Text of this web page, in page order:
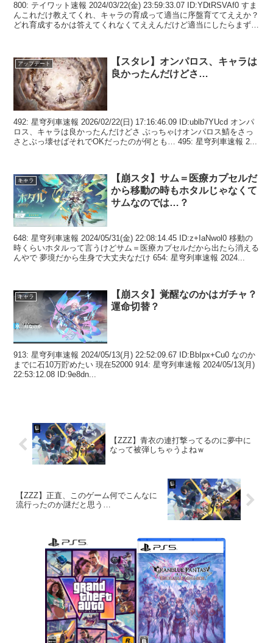
800: テイワット速報 2024/03/22(金) 23:59:33.07 ID:YDtRSVAf0 すま
んこれだけ教えてくれ、キャラの育成って適当に序盤育ててええか？
どれ育成するかは答えてくれなくてええんだけど適当にしたらまずい
アップデート
【スタレ】オンパロス、キャラは
良かったんだけどさ…
492: 星穹列車速報 2026/02/22(日) 17:16:46.09 ID:ublb7YUcd オンパ
ロス、キャラは良かったんだけどさ ぶっちゃけオンパロス鯖をさっ
さとぶっ壊せばそれでOKだったのが何とも… 495: 星穹列車速報 2...
キャラ
【崩スタ】サム＝医療カプセルだ
から移動の時もホタルじゃなくて
サムなのでは…？
648: 星穹列車速報 2024/05/31(金) 22:08:14.45 ID:z+IaNwol0 移動の
時くらいホタルって言うけどサム＝医療カプセルだから出たら消える
んやで 夢境だから生身で大丈夫なだけ 654: 星穹列車速報 2024...
キャラ
【崩スタ】覚醒なのかはガチャ？
運命切替？
913: 星穹列車速報 2024/05/13(月) 22:52:09.67 ID:BbIpx+Cu0 なのか
までに石10万貯めたい 現在52000 914: 星穹列車速報 2024/05/13(月)
22:53:12.08 ID:9e8dn...
【ZZZ】青衣の連打撃ってるのに夢中に
なって被弾しちゃうよねｗ
【ZZZ】正直、このゲーム何でこんなに
流行ったのか謎だと思う…